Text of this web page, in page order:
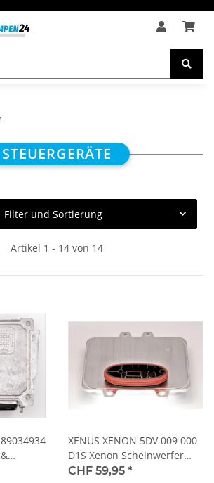
STEUERGERÄTE
Filter und Sortierung
Artikel 1 - 14 von 14
XENUS XENON 5DV 009 000
D1S Xenon Scheinwerfer
Steuergerät
CHF 59,95 *